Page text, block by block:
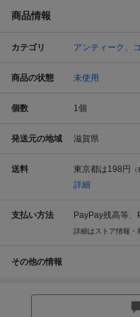
商品情報
カテゴリ アンティーク、
商品の状態 未使用
個数 1個
発送元の地域 滋賀県
送料 東京都は198円
詳細
支払い方法 PayPay残高等
詳細はストア情報・
その他の情報